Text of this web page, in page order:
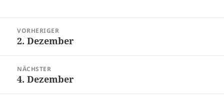
VORHERIGER
Vorheriger
2. Dezember
NÄCHSTER
Nächster
4. Dezember